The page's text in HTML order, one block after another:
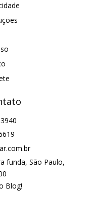
funda, São Paulo,
Blog!